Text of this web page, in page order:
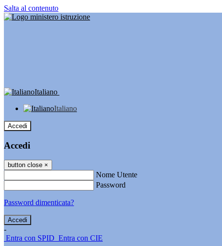
Salta al contenuto
Italiano
Italiano
Accedi
Accedi
button close ×
Nome Utente
Password
Password dimenticata?
-
Entra con SPID Entra con CIE